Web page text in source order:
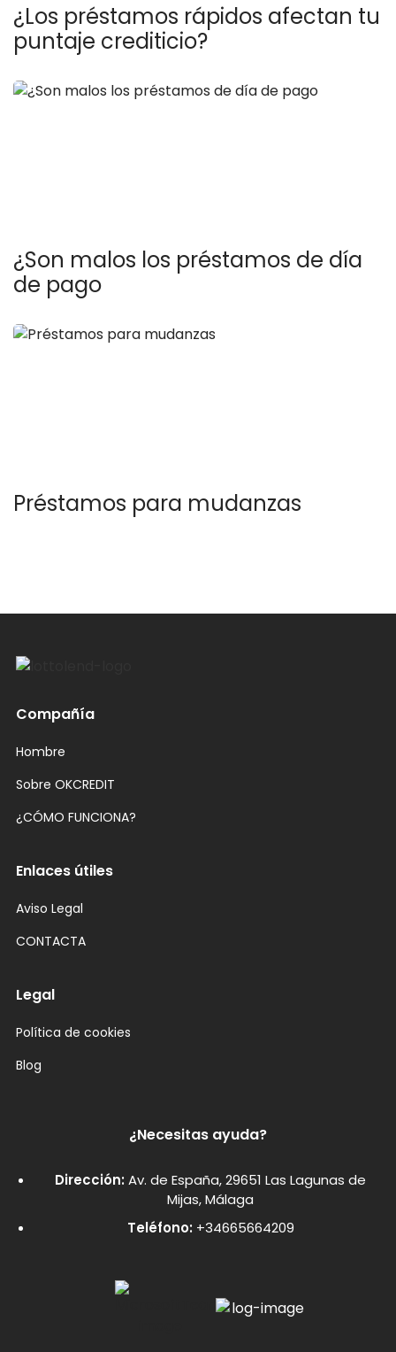
¿Los préstamos rápidos afectan tu
puntaje crediticio?
¿Son malos los préstamos de día
de pago
Préstamos para mudanzas
Compañía
Hombre
Sobre OKCREDIT
¿CÓMO FUNCIONA?
Enlaces útiles
Aviso Legal
CONTACTA
Legal
Política de cookies
Blog
¿Necesitas ayuda?
Dirección: Av. de España, 29651 Las Lagunas de
Mijas, Málaga
Teléfono: +34665664209